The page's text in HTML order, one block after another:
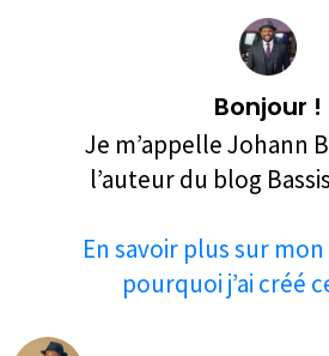
Bonjour !
Je m’appelle Johann
l’auteur du blog
En savoir plus sur
pourquoi j’ai créé